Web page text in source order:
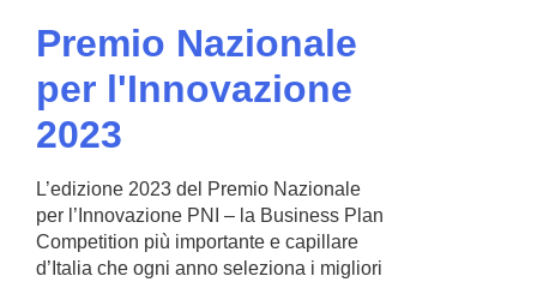
Premio Nazionale
per l'Innovazione
2023
L’edizione 2023 del Premio Nazionale
per l’Innovazione PNI – la Business Plan
Competition più importante e capillare
d’Italia che ogni anno seleziona i migliori